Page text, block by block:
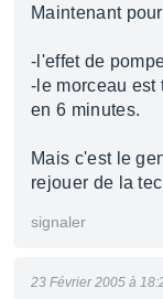
Maintenant
-l'effet de
-le morceau est
en 6 minutes.
Mais c'est le
rejouer de la
signaler
23 Février 2005 à